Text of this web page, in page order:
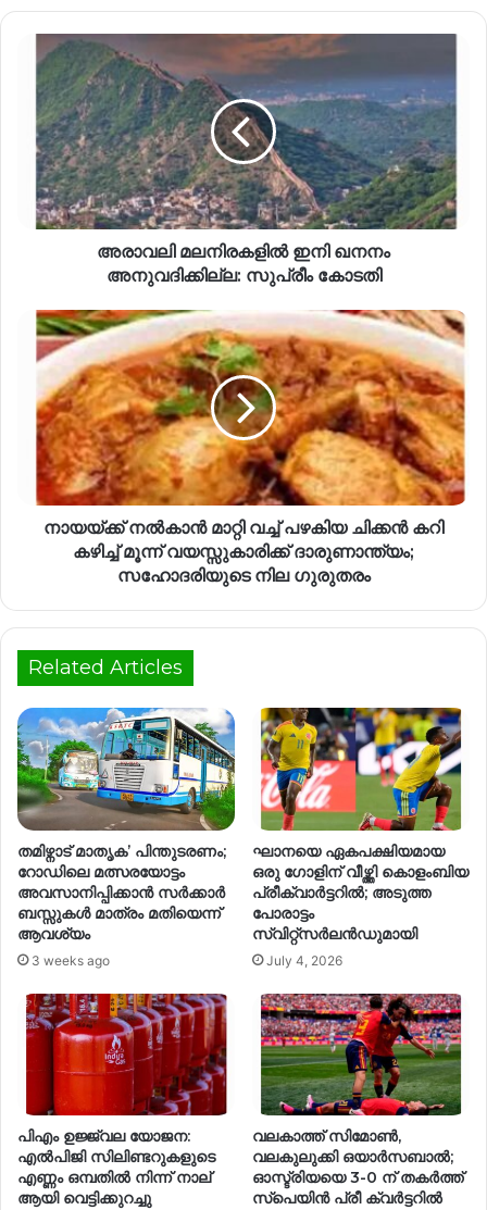
അരാവലി മലനിരകളിൽ ഇനി ഖനനം
അനുവദിക്കില്ല: സുപ്രീം കോടതി
നായയ്‌ക്ക് നല്‍കാന്‍ മാറ്റി വച്ച് പഴകിയ ചിക്കന്‍ കറി
കഴിച്ച് മൂന്ന് വയസ്സുകാരിക്ക് ദാരുണാന്ത്യം;
സഹോദരിയുടെ നില ഗുരുതരം
Related Articles
തമിഴ്നാട് മാതൃക’ പിന്തുടരണം;
റോഡിലെ മത്സരയോട്ടം
അവസാനിപ്പിക്കാൻ സർക്കാർ
ബസ്സുകൾ മാത്രം മതിയെന്ന്
ആവശ്യം
3 weeks ago
ഘാനയെ ഏകപക്ഷിയമായ
ഒരു ഗോളിന് വീഴ്ത്തി കൊളംബിയ
പ്രീക്വാർട്ടറിൽ; അടുത്ത
പോരാട്ടം
സ്വിറ്റ്സർലൻഡുമായി
July 4, 2026
പിഎം ഉജ്ജ്വല യോജന:
എൽപിജി സിലിണ്ടറുകളുടെ
എണ്ണം ഒമ്പതിൽ നിന്ന് നാല്
ആയി വെട്ടിക്കുറച്ചു
വലകാത്ത് സിമോൺ,
വലകുലുക്കി ഒയാർസബാൽ;
ഓസ്ട്രിയയെ 3-0 ന് തകർത്ത്
സ്പെയിൻ പ്രീ ക്വർട്ടറിൽ